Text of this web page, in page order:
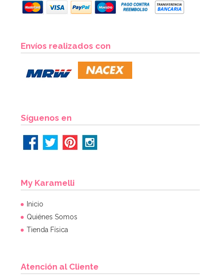
Envíos realizados con
Síguenos en
My Karamelli
Inicio
Quiénes Somos
Tienda Física
Atención al Cliente